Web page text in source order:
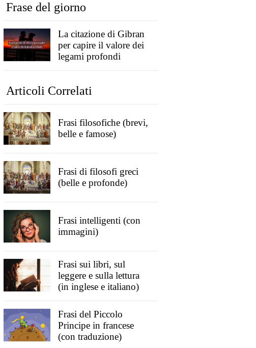
Frase del giorno
La citazione di Gibran
per capire il valore dei
legami profondi
Articoli Correlati
Frasi filosofiche (brevi,
belle e famose)
Frasi di filosofi greci
(belle e profonde)
Frasi intelligenti (con
immagini)
Frasi sui libri, sul
leggere e sulla lettura
(in inglese e italiano)
Frasi del Piccolo
Principe in francese
(con traduzione)